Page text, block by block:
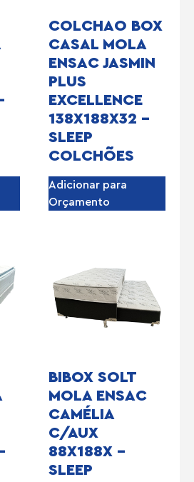
COLCHAO BOX
CASAL MOLA
ENSAC JASMIN
PLUS
EXCELLENCE
138X188X32 –
SLEEP
COLCHÕES
Adicionar para
Orçamento
BIBOX SOLT
MOLA ENSAC
CAMÉLIA
C/AUX
88X188X –
SLEEP